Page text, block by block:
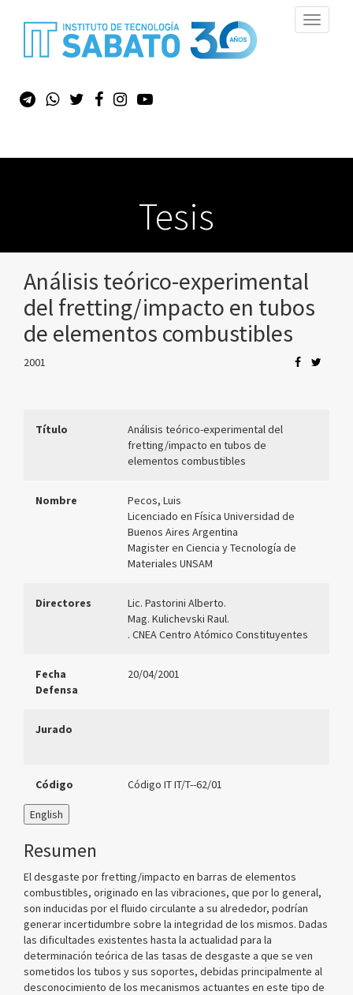
Toggle
Tesis
Análisis teórico-experimental
del fretting/impacto en tubos
de elementos combustibles
2001
Título
Análisis teórico-experimental del
fretting/impacto en tubos de
elementos combustibles
Nombre
Pecos, Luis
Licenciado en Física Universidad de
Buenos Aires Argentina
Magister en Ciencia y Tecnología de
Materiales UNSAM
Directores
Lic. Pastorini Alberto.
Mag. Kulichevski Raul.
. CNEA Centro Atómico Constituyentes
Fecha
Defensa
20/04/2001
Jurado
Código Código IT IT/T--62/01
English
Resumen
El desgaste por fretting/impacto en barras de elementos
combustibles, originado en las vibraciones, que por lo general,
son inducidas por el fluido circulante a su alrededor, podrían
generar incertidumbre sobre la integridad de los mismos. Dadas
las dificultades existentes hasta la actualidad para la
determinación teórica de las tasas de desgaste a que se ven
sometidos los tubos y sus soportes, debidas principalmente al
desconocimiento de los mecanismos actuantes en este tipo de